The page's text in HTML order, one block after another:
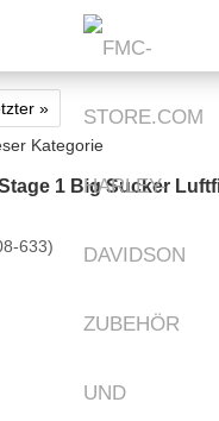
»
Kategorie
1 Big Sucker
633)